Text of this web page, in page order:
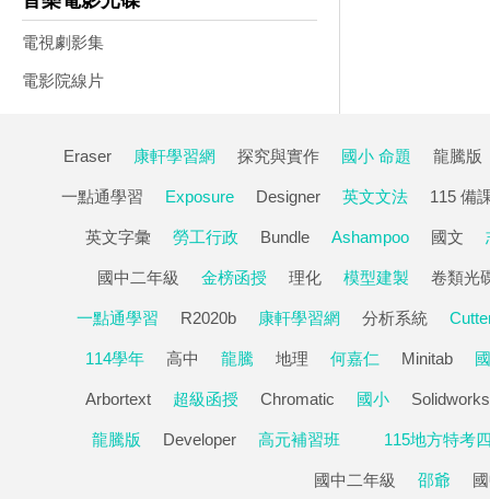
電視劇影集
電影院線片
Eraser 康軒學習網 探究與實作 國小 命題 龍騰版
一點通學習 Exposure Designer 英文文法 115 備
英文字彙 勞工行政 Bundle Ashampoo 國文
國中二年級 金榜函授 理化 模型建製 卷類光
一點通學習 R2020b 康軒學習網 分析系統
114學年 高中 龍騰 地理 何嘉仁 Minitab
Arbortext 超級函授 Chromatic 國小 Solidworks
龍騰版 Developer 高元補習班 115地方特考
國中二年級 邵爺